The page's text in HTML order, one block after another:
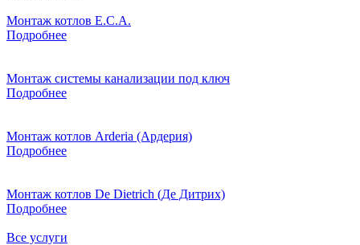
Монтаж котлов E.C.A.
Подробнее
Монтаж системы канализации под ключ
Подробнее
Монтаж котлов Arderia (Ардерия)
Подробнее
Монтаж котлов De Dietrich (Де Дитрих)
Подробнее
Все услуги